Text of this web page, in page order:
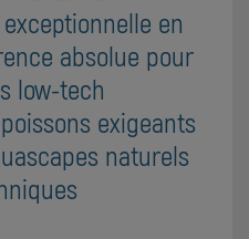
en
absolue pour
low-tech
exigeants
naturels